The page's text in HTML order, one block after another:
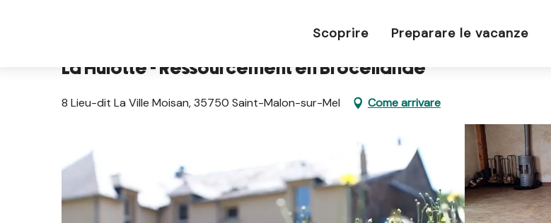
Scoprire Preparare le vacanze
La Hulotte - Ressourcement en Brocéliande
8 Lieu-dit La Ville Moisan, 35750 Saint-Malon-sur-Mel Come arrivare